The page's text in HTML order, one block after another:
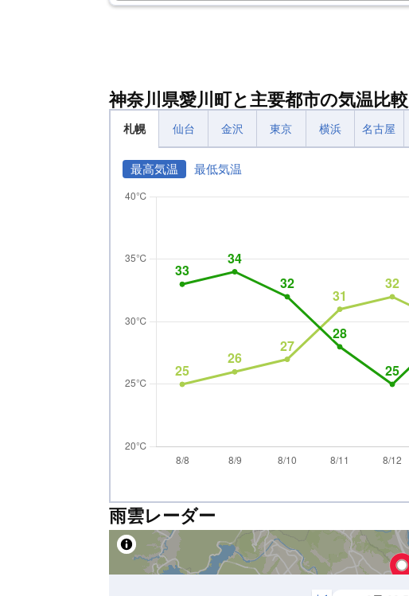
神奈川県愛川町と主要都市の気温比較
札幌 仙台 金沢 東京 横浜 名古屋
最高気温 最低気温
雨雲レーダー